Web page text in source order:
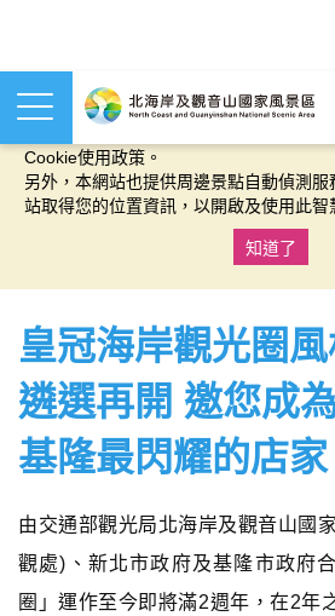
本網站使用cookies等相關技術以持續優
Cookie使用政策。
另外，本網站也提供周邊景點自動偵測
站取得您的位置資訊，以開啟及使用此智
知道了
皇冠海岸觀光圈
遴選再開 邀您成
基隆最閃耀的店家
由交通部觀光局北海岸及觀音山國
觀處)、新北市政府及基隆市政府
圈」運作至今即將滿2週年，在2年